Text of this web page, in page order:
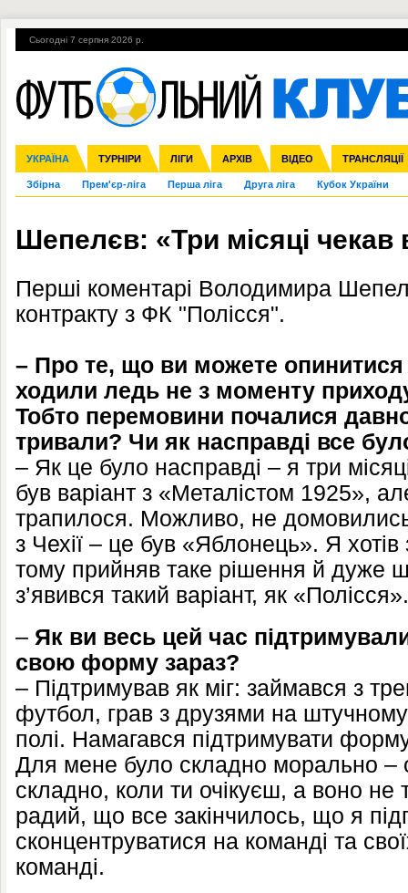
Сьогодні 7 серпня 2026 р.
УКРАЇНА ТУРНІРИ ЛІГИ АРХІВ ВІДЕО ТРАНСЛЯЦІЇ
Збірна Прем'єр-ліга Перша ліга Друга ліга Кубок України
Ліга чемпіонів Ліга Європи Міжнародні Ліга націй Ліга
Англія Іспанія Італія Німеччина Франція Інші
ЧС-2014 ЄВРО-2016 Росія Кубок конфедерацій ЧЄ-2015 (U-
Гарячі теми УПЛ, 1-й тур ВІЙНА УПЛ-ПЕРЕХОДИ
Шепелєв: «Три місяці чекав
Перші коментарі Володимира
контракту з ФК "Полісся".
– Про те, що ви можете опинитися
ходили ледь не з моменту
Тобто перемовини почалися
тривали? Чи як насправді все
– Як це було насправді – я три
був варіант з «Металістом 1925»,
трапилося. Можливо, не
з Чехії – це був «Яблонець». Я хотів
тому прийняв таке рішення й дуже
з’явився такий варіант, як «Полісся».
– Як ви весь цей час
свою форму зараз?
– Підтримував як міг: займався з
футбол, грав з друзями на
полі. Намагався підтримувати
Для мене було складно морально –
складно, коли ти очікуєш, а воно
радий, що все закінчилось, що я
сконцентруватися на команді та
команді.